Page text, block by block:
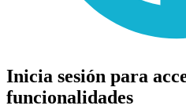
Inicia sesión para
funcionalidades